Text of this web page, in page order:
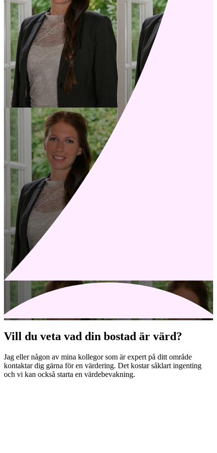
Vill du veta vad din bostad är värd?
Jag eller någon av mina kollegor som är expert på ditt område
kontaktar dig gärna för en värdering. Det kostar såklart ingenting
och vi kan också starta en värdebevakning.